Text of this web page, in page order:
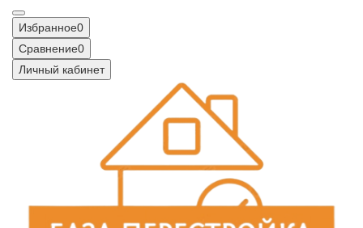
Избранное0
Сравнение0
Личный кабинет